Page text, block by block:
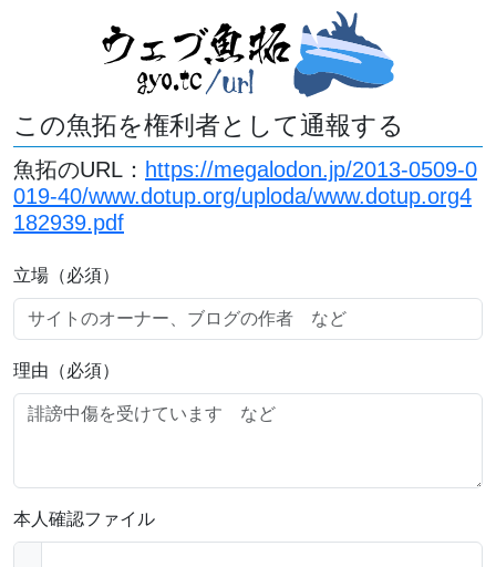
この魚拓を権利者として通報する
魚拓のURL： https://megalodon.jp/2013-0509-0
019-40/www.dotup.org/uploda/www.dotup.org4
182939.pdf
立場（必須）
理由（必須）
本人確認ファイル